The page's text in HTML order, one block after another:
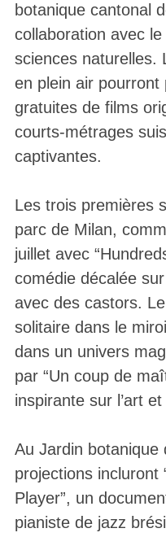
botanique cantonal
collaboration avec
sciences naturelles.
en plein air
gratuites de films
courts-métrages
captivantes.
Les trois premières
parc de Milan,
juillet avec
comédie décalée
avec des castors.
solitaire dans le
dans un univers
par “Un coup de
inspirante sur l’art
Au Jardin botanique
projections incluront
Player”, un
pianiste de jazz